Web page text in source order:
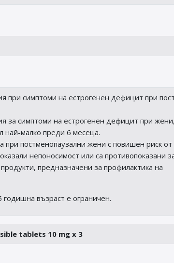
при симптоми на естрогенен дефицит при
за симптоми на естрогенен дефицит при
най-малко преди 6 месеца.
при постменопаузални жени с повишен риск от
непоносимост или са противопоказани
предназначени за профилактика на
възраст е ограничен.
tablets 10 mg x 3